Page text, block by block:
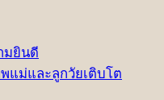
มยินดี
แม่และลูกวัยเติบโต